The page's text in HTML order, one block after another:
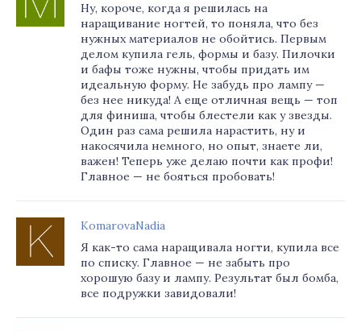
Ну, короче, когда я решилась на
наращивание ногтей, то поняла, что без
нужных материалов не обойтись. Первым
делом купила гель, формы и базу. Пилочки
и бафы тоже нужны, чтобы придать им
идеальную форму. Не забудь про лампу —
без нее никуда! А еще отличная вещь — топ
для финиша, чтобы блестели как у звезды.
Один раз сама решила нарастить, ну и
накосячила немного, но опыт, знаете ли,
важен! Теперь уже делаю почти как профи!
Главное — не бояться пробовать!
KomarovaNadia
Я как-то сама наращивала ногти, купила все
по списку. Главное — не забыть про
хорошую базу и лампу. Результат был бомба,
все подружки завидовали!